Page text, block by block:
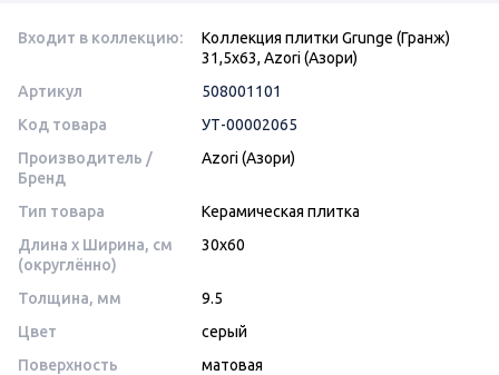
Входит в коллекцию:
Коллекция плитки Grunge (Гранж)
31,5х63, Azori (Азори)
Артикул
508001101
Код товара
УТ-00002065
Производитель /
Бренд
Azori (Азори)
Тип товара
Керамическая плитка
Длина x Ширина, см
(округлённо)
30x60
Толщина, мм
9.5
Цвет
серый
Поверхность
матовая